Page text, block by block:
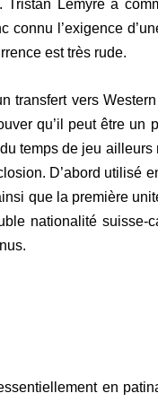
Lemyre a
l’exigence
est très rude.
vers
qu’il peut être un
temps de jeu
D’abord utilisé
que la première
nationalité
en